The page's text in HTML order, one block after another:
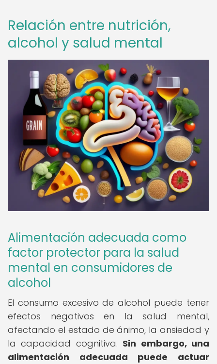
Relación entre nutrición,
alcohol y salud mental
Alimentación adecuada como
factor protector para la salud
mental en consumidores de
alcohol
El consumo excesivo de alcohol puede tener
efectos negativos en la salud mental,
afectando el estado de ánimo, la ansiedad y
la capacidad cognitiva. Sin embargo, una
alimentación adecuada puede actuar